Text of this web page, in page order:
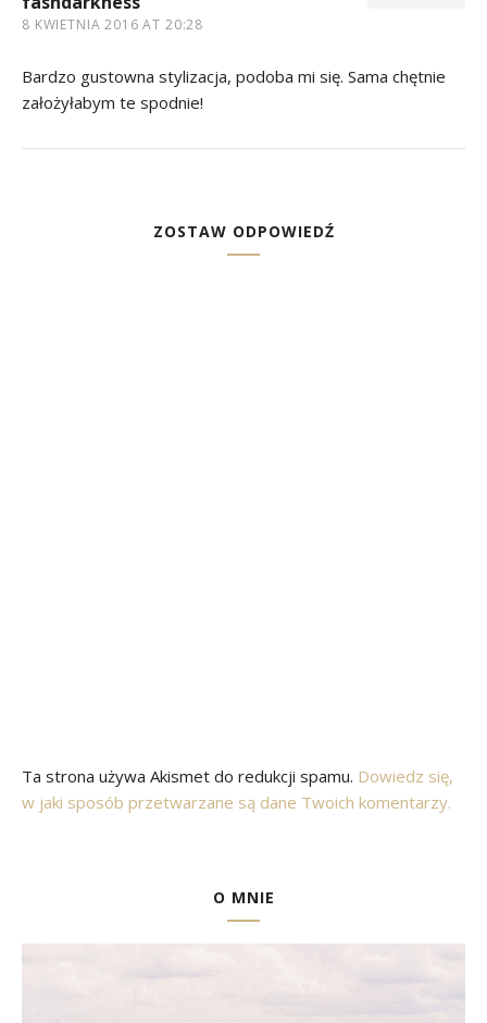
8 KWIETNIA 2016 AT 20:28
Bardzo gustowna stylizacja, podoba mi się. Sama chętnie
założyłabym te spodnie!
ZOSTAW ODPOWIEDŹ
Ta strona używa Akismet do redukcji spamu. Dowiedz się,
w jaki sposób przetwarzane są dane Twoich komentarzy.
O MNIE